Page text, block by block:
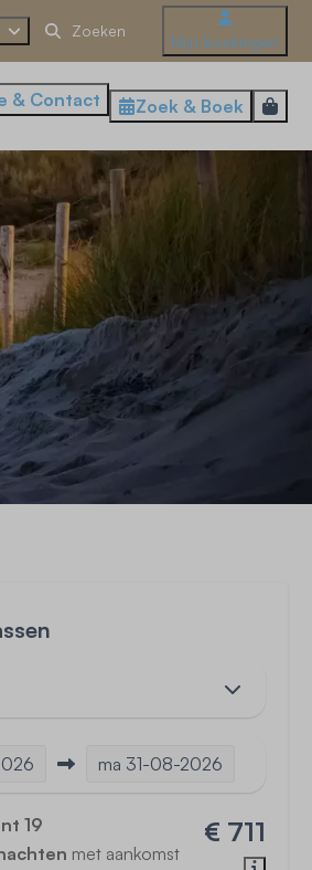
Mijn boekingen
& Contact Zoek & Boek
ma 31-08-2026
€ 711
19
met aankomst